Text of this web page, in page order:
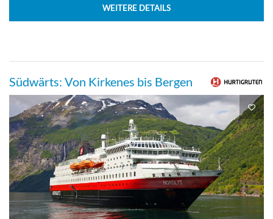
WEITERE DETAILS
Südwärts: Von Kirkenes bis Bergen